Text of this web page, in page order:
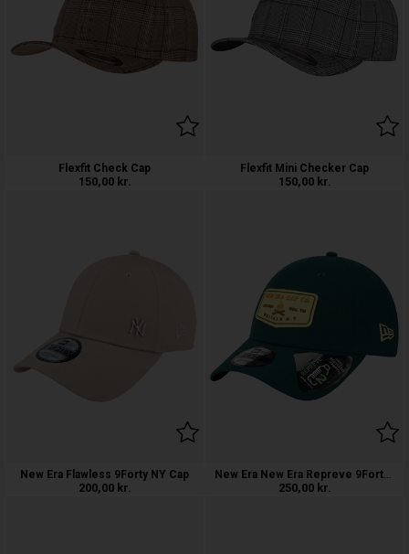
Flexfit Check Cap
150,00 kr.
Flexfit Mini Checker Cap
150,00 kr.
New Era Flawless 9Forty NY Cap
200,00 kr.
New Era New Era Repreve 9Forty Cap
250,00 kr.